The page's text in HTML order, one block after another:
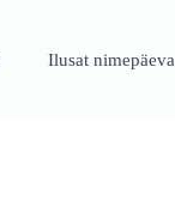
Ilusat nimepäeva